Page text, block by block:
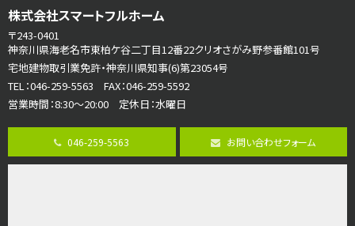
海老名駅
バ12分 歩7分
大規模開発分譲地内の新築戸建！開発道路は幅員４.…
第8位
3,598万円
4ＬＤＫ
長後駅
株式会社スマートフルホーム
〒243-0401
神奈川県海老名市東柏ケ谷二丁目12番22クリオさがみ野参番館101号
宅地建物取引業免許・神奈川県知事(6)第23054号
TEL：046-259-5563 FAX：046-259-5592
営業時間：8:30～20:00 定休日：水曜日
046-259-5563 お問い合わせフォーム